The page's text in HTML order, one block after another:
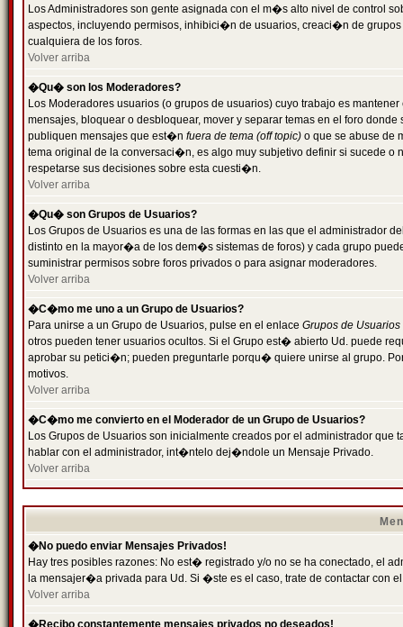
Los Administradores son gente asignada con el m�s alto nivel de control
aspectos, incluyendo permisos, inhibici�n de usuarios, creaci�n de
cualquiera de los foros.
Volver arriba
�Qu� son los Moderadores?
Los Moderadores usuarios (o grupos de usuarios) cuyo trabajo es
mensajes, bloquear o desbloquear, mover y separar temas en el foro
publiquen mensajes que est�n fuera de tema (off topic) o que se abuse de
tema original de la conversaci�n, es algo muy subjetivo definir si sucede
respetarse sus decisiones sobre esta cuesti�n.
Volver arriba
�Qu� son Grupos de Usuarios?
Los Grupos de Usuarios es una de las formas en las que el administrador
distinto en la mayor�a de los dem�s sistemas de foros) y cada grupo
suministrar permisos sobre foros privados o para asignar moderadores.
Volver arriba
�C�mo me uno a un Grupo de Usuarios?
Para unirse a un Grupo de Usuarios, pulse en el enlace Grupos de Usuarios
otros pueden tener usuarios ocultos. Si el Grupo est� abierto Ud. puede
aprobar su petici�n; pueden preguntarle porqu� quiere unirse al grupo.
motivos.
Volver arriba
�C�mo me convierto en el Moderador de un Grupo de Usuarios?
Los Grupos de Usuarios son inicialmente creados por el administrador
hablar con el administrador, int�ntelo dej�ndole un Mensaje Privado.
Volver arriba
�No puedo enviar Mensajes Privados!
Hay tres posibles razones: No est� registrado y/o no se ha conectado, el
la mensajer�a privada para Ud. Si �ste es el caso, trate de contactar con
Volver arriba
�Recibo constantemente mensajes privados no deseados!